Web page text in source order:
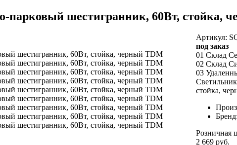
парковый шестигранник, 60Вт, стойка,
Артикул:
под заказ
01 Склад
02 Склад
03
стойка,
Розничная
2 669 руб.